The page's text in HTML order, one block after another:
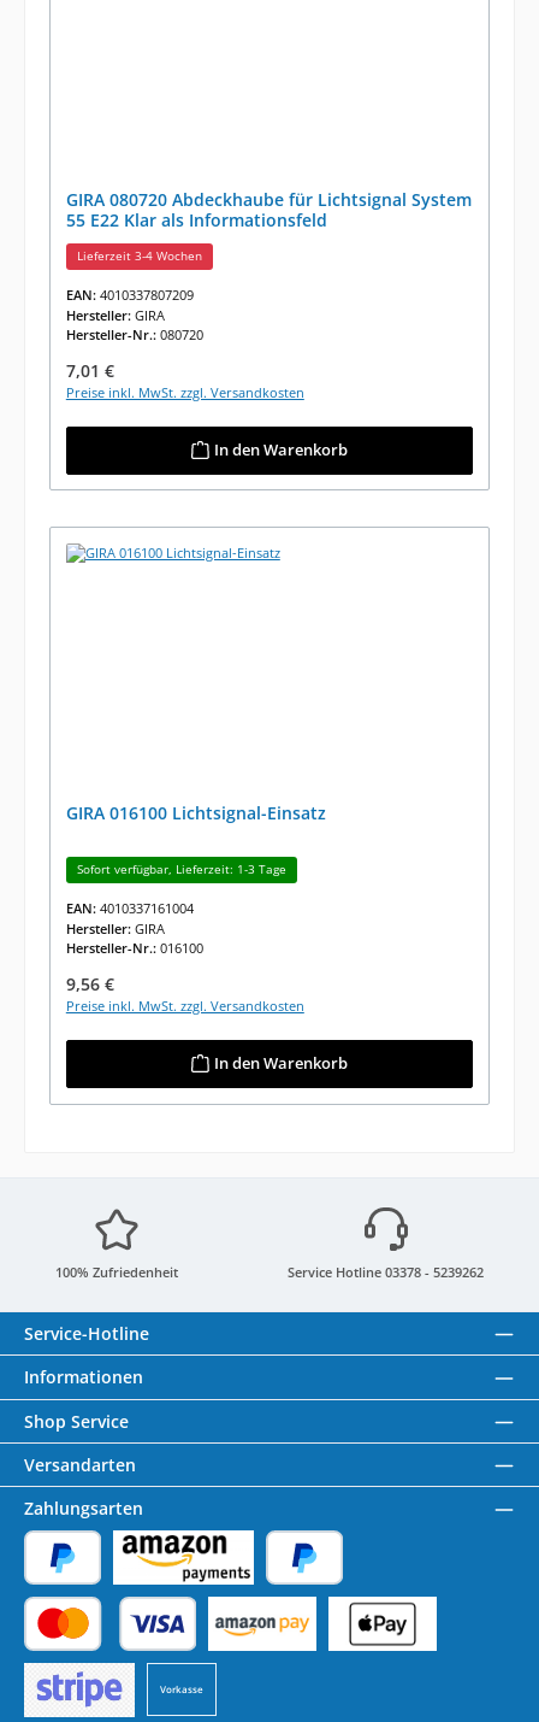
GIRA 080720 Abdeckhaube für Lichtsignal System
55 E22 Klar als Informationsfeld
Lieferzeit 3-4 Wochen
EAN: 4010337807209
Hersteller: GIRA
Hersteller-Nr.: 080720
Regulärer Preis:
7,01 €
Preise inkl. MwSt. zzgl. Versandkosten
In den Warenkorb
GIRA 016100 Lichtsignal-Einsatz
Sofort verfügbar, Lieferzeit: 1-3 Tage
EAN: 4010337161004
Hersteller: GIRA
Hersteller-Nr.: 016100
Regulärer Preis:
9,56 €
Preise inkl. MwSt. zzgl. Versandkosten
In den Warenkorb
100% Zufriedenheit Service Hotline 03378 - 5239262
Service-Hotline
Informationen
Shop Service
Versandarten
Zahlungsarten
PayPal Amazon Pay Später Bezahlen
Kredit- oder Debitkarte
Vorkasse
Benutzerdefiniertes Bild 1